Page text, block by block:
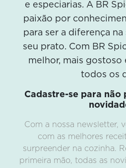
e especiarias. A BR
paixão por
para ser a diferença
seu prato. Com BR
melhor, mais gostoso
todos os
Cadastre-se para não
Com a nossa newsletter,
com as melhores
surpreender na cozinha.
primeira mão, todas as